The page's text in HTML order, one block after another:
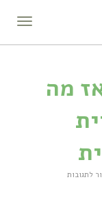
מה
לתגובות